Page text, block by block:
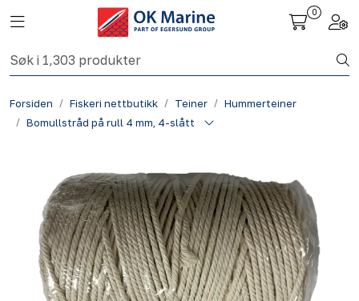
Skip to main content
Toggle navigation
0
Forsiden Fiskeri nettbutikk Teiner
Hummerteiner
Bomullstråd på rull 4 mm, 4-slått
Fiskeri nettbutikk
Havbruk
Om oss
Kontakt